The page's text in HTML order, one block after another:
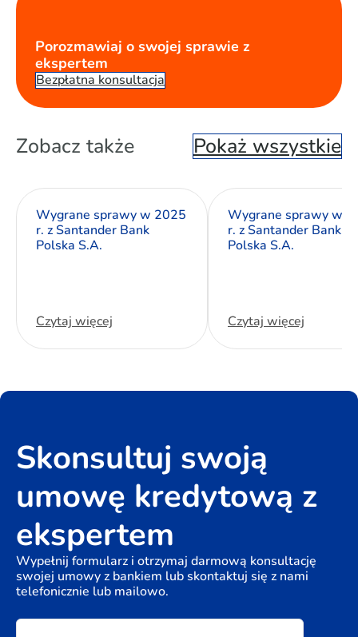
Porozmawiaj o swojej sprawie z
ekspertem
Bezpłatna konsultacja
Zobacz także Pokaż wszystkie
Wygrane sprawy w 2025
r. z Santander Bank
Polska S.A.
Czytaj więcej
Wygrane sprawy w
r. z Santander Bank
Polska S.A.
Czytaj więcej
Skonsultuj swoją
umowę kredytową z
ekspertem
Wypełnij formularz i otrzymaj darmową konsultację
swojej umowy z bankiem lub skontaktuj się z nami
telefonicznie lub mailowo.